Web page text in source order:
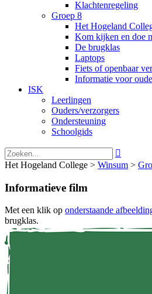
Klachtenregeling
Groep 8
Het Hogeland
Kom kijken en doe
De brugklas
Laptops
Fiets of openbaar
Informatie voor
ISK
Leerlingen
Ouders/verzorgers
Ondersteuning
Schoolgids

Het Hogeland College > Winsum >
Informatieve film
Met een klik op onderstaande
brugklas.